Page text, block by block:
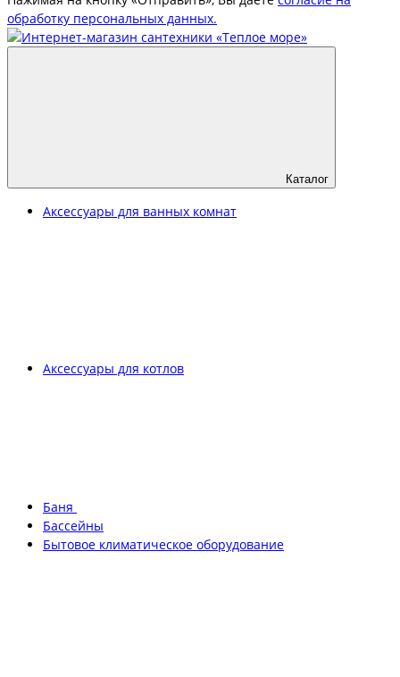
обработку персональных данных.
Каталог
Аксессуары для ванных комнат
Аксессуары для котлов
Баня
Бассейны
Бытовое климатическое оборудование